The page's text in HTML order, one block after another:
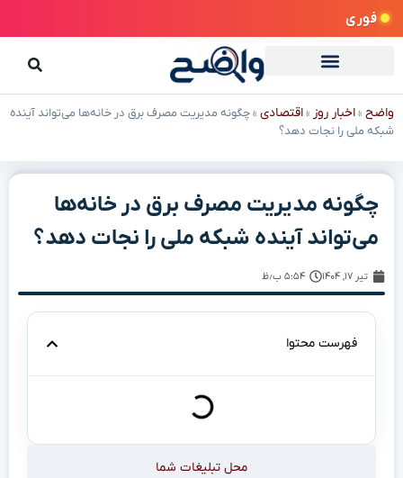
فوری
واضح »اخبار روز »اقتصادی »چگونه مدیریت مصرف برق در خانه‌ها می‌تواند آینده
شبکه ملی را نجات دهد؟
چگونه مدیریت مصرف برق در خانه‌ها
می‌تواند آینده شبکه ملی را نجات دهد؟
تیر ۱۷, ۱۴۰۴ ۵:۵۴ ب٫ظ
فهرست محتوا
محل تبلیغات شما